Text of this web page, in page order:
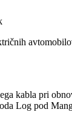
kabla pri
Log pod